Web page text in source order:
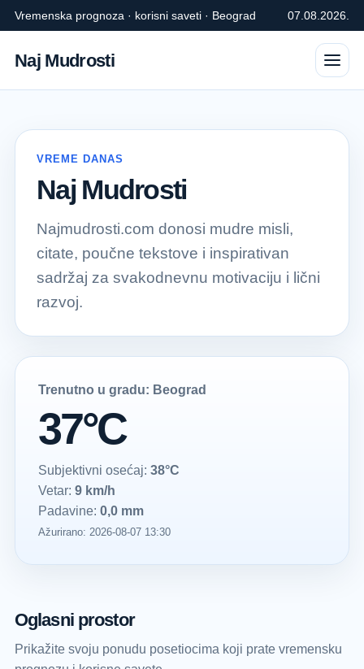
Vremenska prognoza · korisni saveti · Beograd 07.08.2026.
Naj Mudrosti
VREME DANAS
Naj Mudrosti
Najmudrosti.com donosi mudre misli,
citate, poučne tekstove i inspirativan
sadržaj za svakodnevnu motivaciju i lični
razvoj.
Trenutno u gradu: Beograd
37°C
Subjektivni osećaj: 38°C
Vetar: 9 km/h
Padavine: 0,0 mm
Ažurirano: 2026-08-07 13:30
Oglasni prostor
Prikažite svoju ponudu posetiocima koji prate vremensku